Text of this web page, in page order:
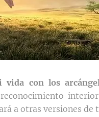
con los
a otras versiones de